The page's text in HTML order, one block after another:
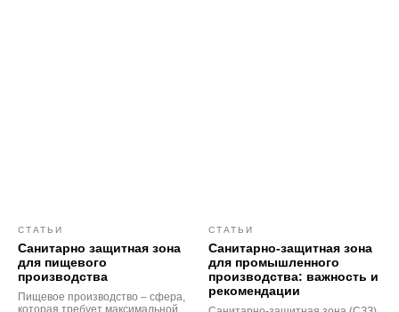
СТАТЬИ
Санитарно защитная зона
для пищевого
производства
Пищевое производство – сфера,
которая требует максимальной
СТАТЬИ
Санитарно-защитная зона
для промышленного
производства: важность и
рекомендации